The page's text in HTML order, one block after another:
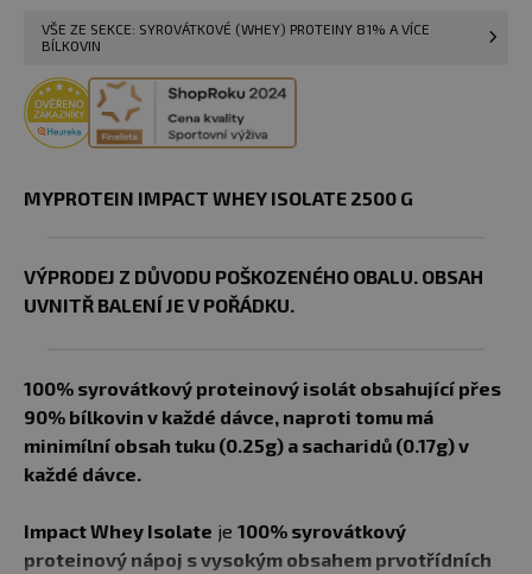
VŠE ZE SEKCE: SYROVÁTKOVÉ (WHEY) PROTEINY 81% A VÍCE
BÍLKOVIN
MYPROTEIN IMPACT WHEY ISOLATE 2500 G​
VÝPRODEJ Z DŮVODU POŠKOZENÉHO OBALU. OBSAH
UVNITŘ BALENÍ JE V POŘÁDKU.
100% syrovátkový proteinový isolát obsahující přes
90% bílkovin v každé dávce, naproti tomu má
minimílní obsah tuku (0.25g) a sacharidů (0.17g) v
každé dávce.
Impact Whey Isolate je 100% syrovátkový
proteinový nápoj s vysokým obsahem prvotřídních